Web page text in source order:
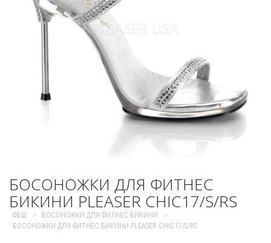
БОСОНОЖКИ ДЛЯ ФИТНЕС
БИКИНИ PLEASER CHIC17/S/RS
ФБШ > БОСОНОЖКИ ДЛЯ ФИТНЕС БИКИНИ >
БОСОНОЖКИ ДЛЯ ФИТНЕС БИКИНИ PLEASER CHIC17/S/RS